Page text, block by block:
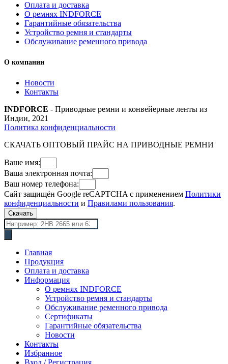
Оплата и доставка
О ремнях INDFORCE
Гарантийные обязательства
Устройство ремня и стандарты
Обслуживание ременного привода
О компании
Новости
Контакты
INDFORCE - Приводные ремни и конвейерные ленты из
Индии, 2021
Политика конфиденциальности
СКАЧАТЬ ОПТОВЫЙ ПРАЙС НА ПРИВОДНЫЕ РЕМНИ
Ваше имя:
Ваша электронная почта:
Ваш номер телефона:
Сайт защищён Google reCAPTCHA с применением Политики
конфиденциальности и Правилами пользования.
Скачать
Поиск
товаров
Главная
Продукция
Оплата и доставка
Информация
О ремнях INDFORCE
Устройство ремня и стандарты
Обслуживание ременного привода
Сертификаты
Гарантийные обязательства
Новости
Контакты
Избранное
Вход / Регистрация